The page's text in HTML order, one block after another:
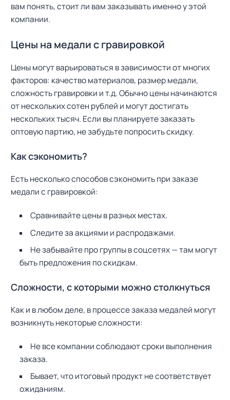
вам понять, стоит ли вам заказывать именно у этой
компании.
Цены на медали с гравировкой
Цены могут варьироваться в зависимости от многих
факторов: качество материалов, размер медали,
сложность гравировки и т.д. Обычно цены начинаются
от нескольких сотен рублей и могут достигать
нескольких тысяч. Если вы планируете заказать
оптовую партию, не забудьте попросить скидку.
Как сэкономить?
Есть несколько способов сэкономить при заказе
медали с гравировкой:
Сравнивайте цены в разных местах.
Следите за акциями и распродажами.
Не забывайте про группы в соцсетях — там могут
быть предложения по скидкам.
Сложности, с которыми можно столкнуться
Как и в любом деле, в процессе заказа медалей могут
возникнуть некоторые сложности:
Не все компании соблюдают сроки выполнения
заказа.
Бывает, что итоговый продукт не соответствует
ожиданиям.
а
т